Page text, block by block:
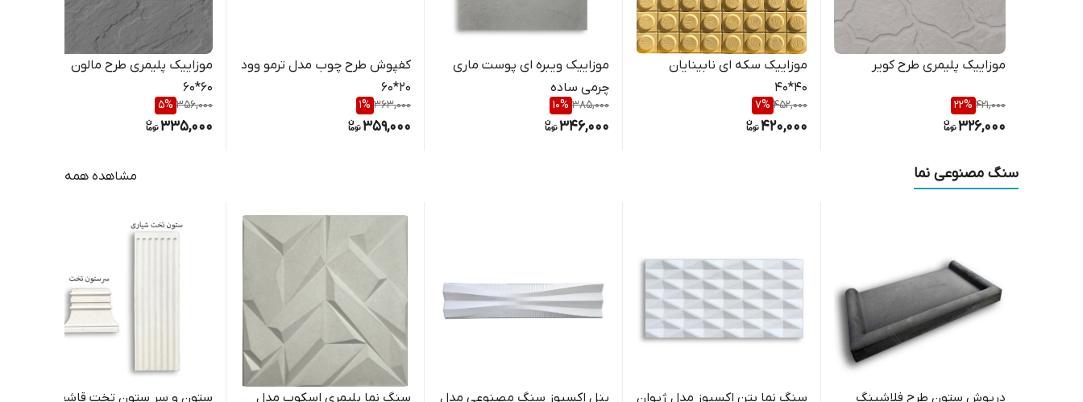
موزاییک پلیمری طرح کویر
421,000
22%
326,000
موزاییک سکه ای نابینایان
40*40
452,000
7%
420,000
موزاییک ویبره ای پوست ماری
چرمی ساده
385,000
10%
346,000
کفپوش طرح چوب مدل ترمو وود
20*60
363,000
1%
359,000
موزاییک پلیمری طرح مالون
60*60
356,000
5%
335,000
سنگ مصنوعی نما مشاهده همه
درپوش ستون طرح فلاشینگ سنگ نما بتن اکسپوز مدل ژیوان پنل اکسپوز سنگ مصنوعی مدل سنگ نما پلیمری اسکوپ مدل ستون و سر ستون‌ تخت قاشقی